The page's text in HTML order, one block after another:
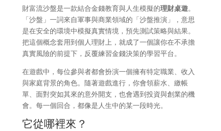
財富流沙盤是一款結合金錢教育與人生模擬的理財桌遊。
「沙盤」一詞來自軍事與商業領域的「沙盤推演」，意思
是在安全的環境中模擬真實情境，預先測試策略與結果。
把這個概念套用到個人理財上，就成了一個讓你在不承擔
真實風險的前提下，反覆練習金錢決策的學習平台。
在遊戲中，每位參與者都會扮演一個擁有特定職業、收入
與家庭背景的角色。隨著遊戲進行，你會領薪水、繳帳
單、面對突如其來的意外開支，也會遇到投資與創業的機
會。每一個回合，都像是人生中的某一段時光。
它從哪裡來？